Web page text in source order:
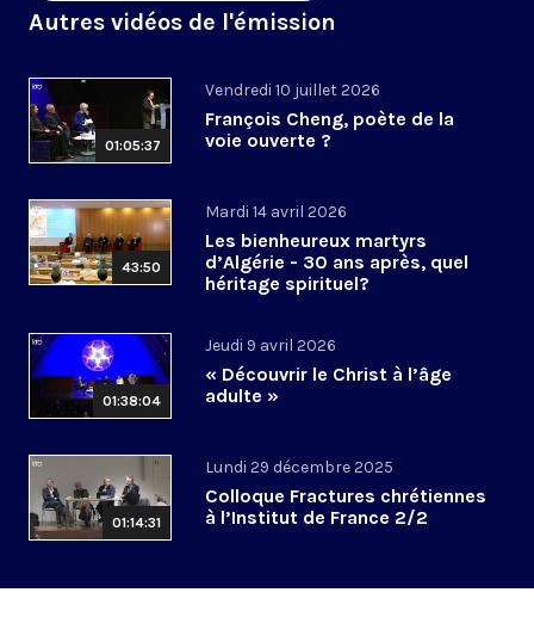
Autres vidéos de l'émission
01:05:37
Vendredi 10 juillet 2026
François Cheng, poète de la
voie ouverte ?
43:50
Mardi 14 avril 2026
Les bienheureux martyrs
d’Algérie - 30 ans après, quel
héritage spirituel?
01:38:04
Jeudi 9 avril 2026
« Découvrir le Christ à l’âge
adulte »
01:14:31
Lundi 29 décembre 2025
Colloque Fractures chrétiennes
à l’Institut de France 2/2